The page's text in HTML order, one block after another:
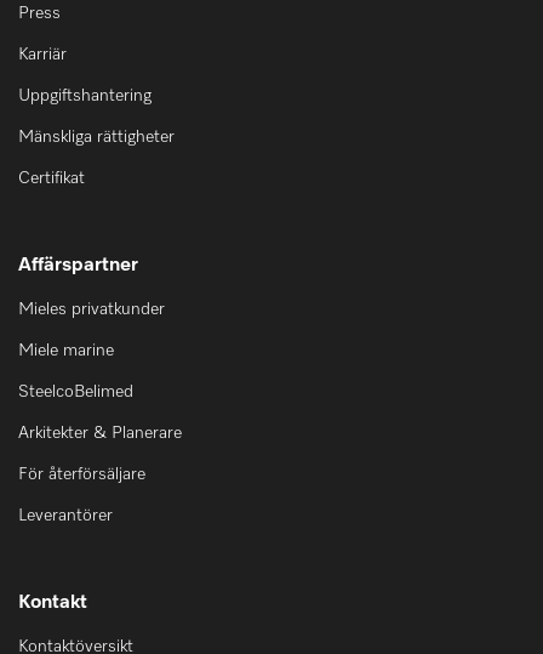
Press
Karriär
Uppgiftshantering
Mänskliga rättigheter
Certifikat
Affärspartner
Mieles privatkunder
Miele marine
SteelcoBelimed
Arkitekter & Planerare
För återförsäljare
Leverantörer
Kontakt
Kontaktöversikt